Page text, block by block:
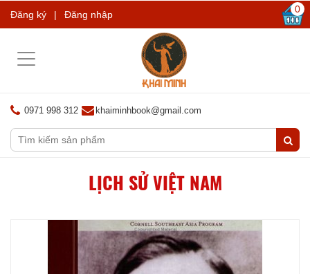
Đăng ký | Đăng nhập 0
Toggle
0971 998 312 khaiminhbook@gmail.com
LỊCH SỬ VIỆT NAM